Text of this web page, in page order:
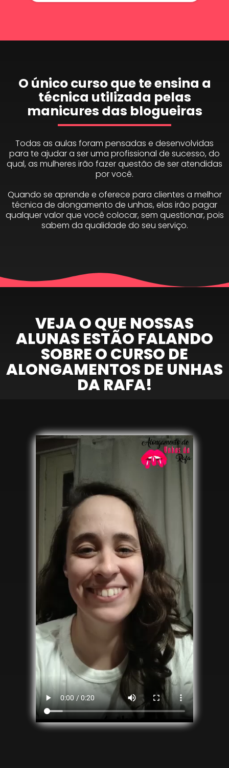
O único curso que te ensina a
técnica utilizada pelas
manicures das blogueiras
Todas as aulas foram pensadas e desenvolvidas
para te ajudar a ser uma profissional de sucesso, do
qual, as mulheres irão fazer questão de ser atendidas
por você.
Quando se aprende e oferece para clientes a melhor
técnica de alongamento de unhas, elas irão pagar
qualquer valor que você colocar, sem questionar, pois
sabem da qualidade do seu serviço.
VEJA O QUE NOSSAS
ALUNAS ESTÃO FALANDO
SOBRE O CURSO DE
ALONGAMENTOS DE UNHAS
DA RAFA!